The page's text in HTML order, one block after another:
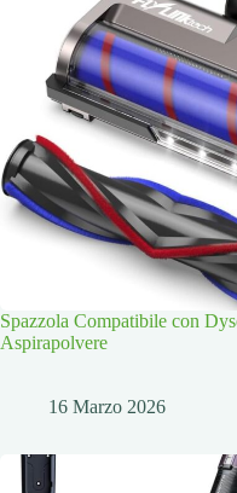
Spazzola Compatibile con
Aspirapolvere
16 Marzo 2026